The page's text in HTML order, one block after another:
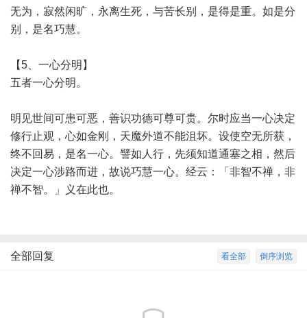
无为，寂然闲旷，永离生死，与苦长别，是得是重。如是分
别，是名巧慧。
【5、一心分明】
五者一心分明。
明见世间可患可恶，善识功德可尊可贵。尔时应当一心决定
修行止观，心如金刚，天魔外道不能沮坏。设使空无所获，
终不回易，是名一心。譬如人行，先须知道通塞之相，然后
决定一心涉路而进，故说巧慧一心。经云：「非智不禅，非
禅不智。」义在此也。
倒序浏览
看全部
全部回复